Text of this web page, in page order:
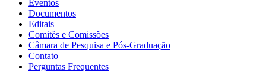
Eventos
Documentos
Editais
Comitês e Comissões
Câmara de Pesquisa e Pós-Graduação
Contato
Perguntas Frequentes